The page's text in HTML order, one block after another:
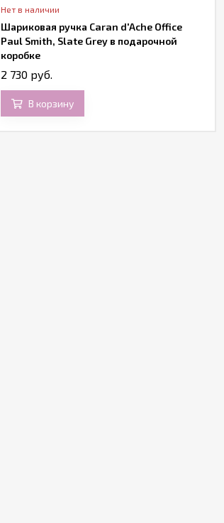
Нет в наличии
Шариковая ручка Caran d'Ache Office
Paul Smith, Slate Grey в подарочной
коробке
2 730 руб.
В корзину